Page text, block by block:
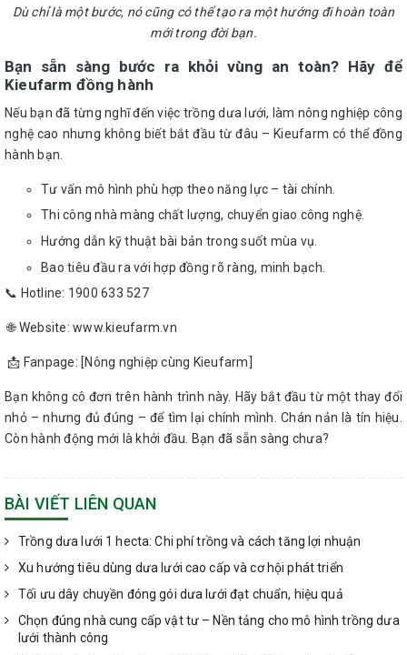
Dù chỉ là một bước, nó cũng có thể tạo ra một hướng đi hoàn toàn
mới trong đời bạn.
Bạn sẵn sàng bước ra khỏi vùng an toàn? Hãy để
Kieufarm đồng hành
Nếu bạn đã từng nghĩ đến việc trồng dưa lưới, làm nông nghiệp công
nghệ cao nhưng không biết bắt đầu từ đâu – Kieufarm có thể đồng
hành bạn.
Tư vấn mô hình phù hợp theo năng lực – tài chính.
Thi công nhà màng chất lượng, chuyển giao công nghệ.
Hướng dẫn kỹ thuật bài bản trong suốt mùa vụ.
Bao tiêu đầu ra với hợp đồng rõ ràng, minh bạch.
📞 Hotline: 1900 633 527
🌐 Website: www.kieufarm.vn
📩 Fanpage: [Nông nghiệp cùng Kieufarm]
Bạn không cô đơn trên hành trình này. Hãy bắt đầu từ một thay đổi
nhỏ – nhưng đủ đúng – để tìm lại chính mình. Chán nản là tín hiệu.
Còn hành động mới là khởi đầu. Bạn đã sẵn sàng chưa?
BÀI VIẾT LIÊN QUAN
Trồng dưa lưới 1 hecta: Chi phí trồng và cách tăng lợi nhuận
Xu hướng tiêu dùng dưa lưới cao cấp và cơ hội phát triển
Tối ưu dây chuyền đóng gói dưa lưới đạt chuẩn, hiệu quả
Chọn đúng nhà cung cấp vật tư – Nền tảng cho mô hình trồng dưa
lưới thành công